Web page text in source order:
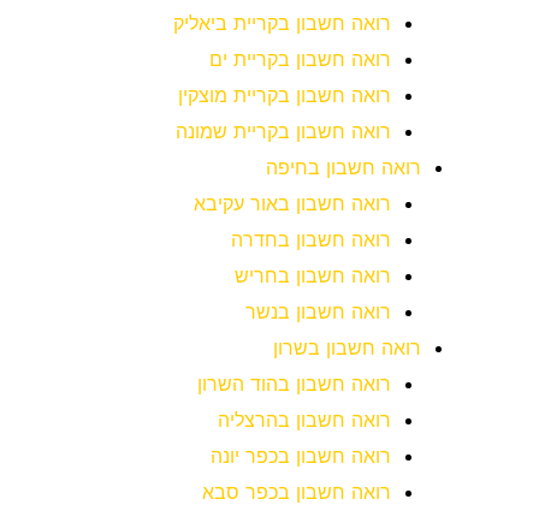
רואה חשבון בקריית ביאליק
רואה חשבון בקריית ים
רואה חשבון בקריית מוצקין
רואה חשבון בקריית שמונה
רואה חשבון בחיפה
רואה חשבון באור עקיבא
רואה חשבון בחדרה
רואה חשבון בחריש
רואה חשבון בנשר
רואה חשבון בשרון
רואה חשבון בהוד השרון
רואה חשבון בהרצליה
רואה חשבון בכפר יונה
רואה חשבון בכפר סבא